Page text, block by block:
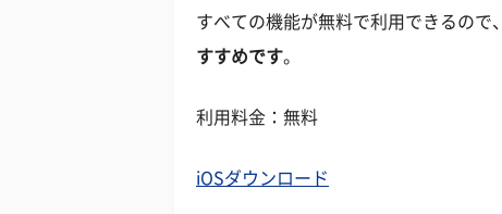
すべての機能が無料で利用できるので、
すすめです。
利用料金：無料
iOSダウンロード